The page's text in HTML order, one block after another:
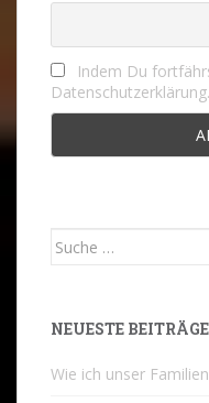
Indem Du
Datenschutzerklärung.
Suche
NEUESTE BEITRÄGE
Wie ich unser